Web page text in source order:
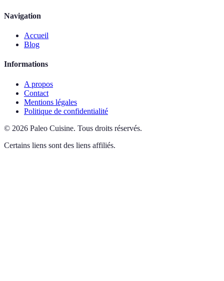
Navigation
Accueil
Blog
Informations
A propos
Contact
Mentions légales
Politique de confidentialité
© 2026 Paleo Cuisine. Tous droits réservés.
Certains liens sont des liens affiliés.